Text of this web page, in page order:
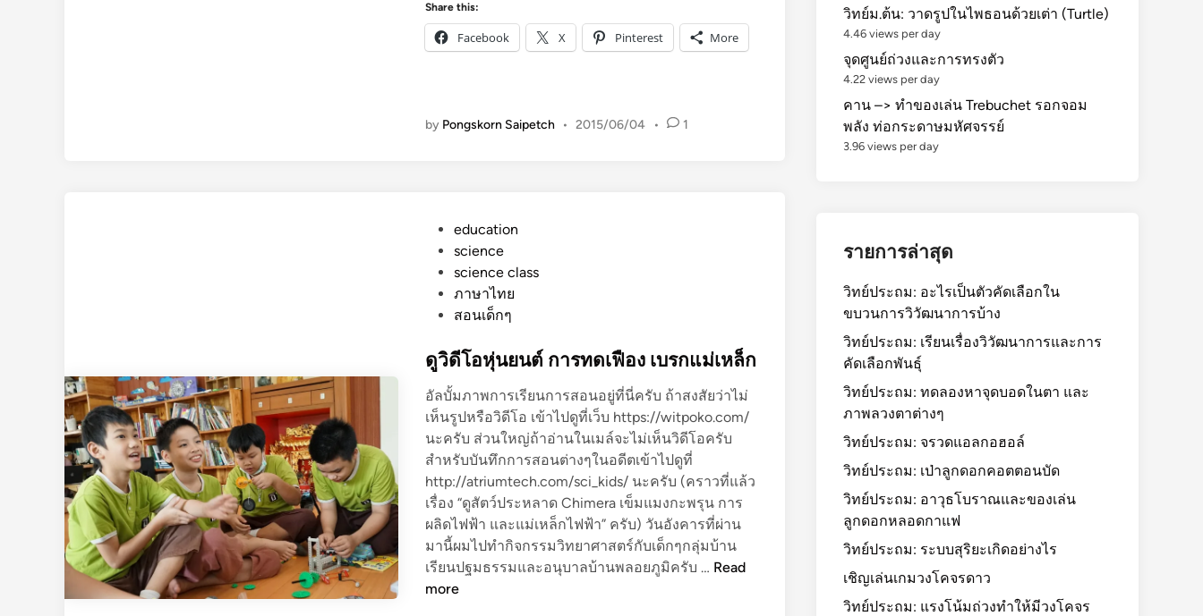
ร
ะ
ย
ล
ฟ
ฟ้
า
ส
ถิ
ต
Share this:
Facebook X Pinterest More
by Pongskorn Saipetch • 2015/06/04 • 1
i
education
science
science class
ภาษาไทย
สอนเด็กๆ
ดูวิดีโอหุ่นยนต์ การทดเฟือง เบรกแม่เหล็ก
อัลบั้มภาพการเรียนการสอนอยู่ที่นี่ครับ ถ้าสงสัยว่าไม่
เห็นรูปหรือวิดีโอ เข้าไปดูที่เว็บ https://witpoko.com/
นะครับ ส่วนใหญ่ถ้าอ่านในเมล์จะไม่เห็นวิดีโอครับ
สำหรับบันทึกการสอนต่างๆในอดีตเข้าไปดูที่
http://atriumtech.com/sci_kids/ นะครับ (คราวที่แล้ว
เรื่อง “ดูสัตว์ประหลาด Chimera เข็มแมงกะพรุน การ
ผลิดไฟฟ้า และแม่เหล็กไฟฟ้า” ครับ) วันอังคารที่ผ่าน
มานี้ผมไปทำกิจกรรมวิทยาศาสตร์กับเด็กๆกลุ่มบ้าน
เรียนปฐมธรรมและอนุบาลบ้านพลอยภูมิครับ … ดู
Read
more
วิทย์ม.ต้น: วาดรูปในไพธอนด้วยเต่า (Turtle)
4.46 views per day
จุดศูนย์ถ่วงและการทรงตัว
4.22 views per day
คาน –> ทำของเล่น Trebuchet รอกจอม
พลัง ท่อกระดาษมหัศจรรย์
3.96 views per day
รายการล่าสุด
วิทย์ประถม: อะไรเป็นตัวคัดเลือกใน
ขบวนการวิวัฒนาการบ้าง
วิทย์ประถม: เรียนเรื่องวิวัฒนาการและการ
คัดเลือกพันธุ์
วิทย์ประถม: ทดลองหาจุดบอดในตา และ
ภาพลวงตาต่างๆ
วิทย์ประถม: จรวดแอลกอฮอล์
วิทย์ประถม: เป่าลูกดอกคอตตอนบัด
วิทย์ประถม: อาวุธโบราณและของเล่น
ลูกดอกหลอดกาแฟ
วิทย์ประถม: ระบบสุริยะเกิดอย่างไร
เชิญเล่นเกมวงโคจรดาว
วิทย์ประถม: แรงโน้มถ่วงทำให้มีวงโคจร